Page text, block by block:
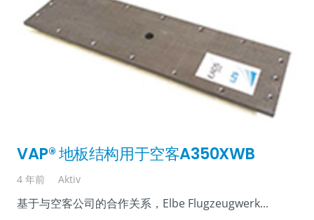
VAP® 地板结构用于空客A350XWB
4 年前 Aktiv
基于与空客公司的合作关系，Elbe Flugzeugwerk...